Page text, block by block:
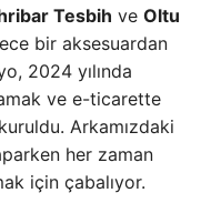
Tesbih ve Oltu
bir aksesuardan
2024 yılında
ve e-ticarette
Arkamızdaki
her zaman
için çabalıyor.